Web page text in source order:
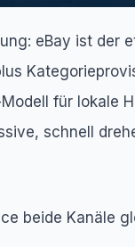
eBay ist der
für lokale
schnell
beide Kanäle